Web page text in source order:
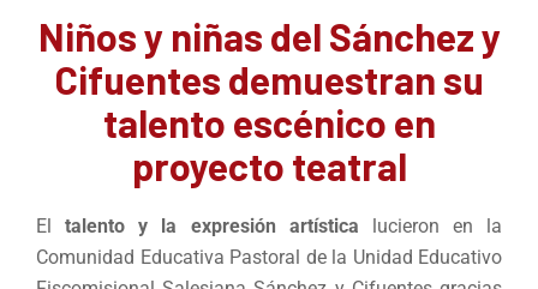
Niños y niñas del Sánchez y
Cifuentes demuestran su
talento escénico en
proyecto teatral
Eltalento y la expresión artística lucieron en la
Comunidad Educativa Pastoral de la Unidad Educativo